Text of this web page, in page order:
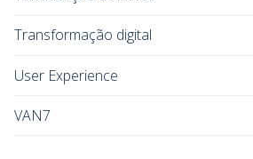
Transformação digital
User Experience
VAN7